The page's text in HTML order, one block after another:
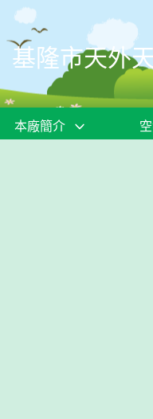
移至網頁之主要內容區位置
基隆市天外
本廠簡介